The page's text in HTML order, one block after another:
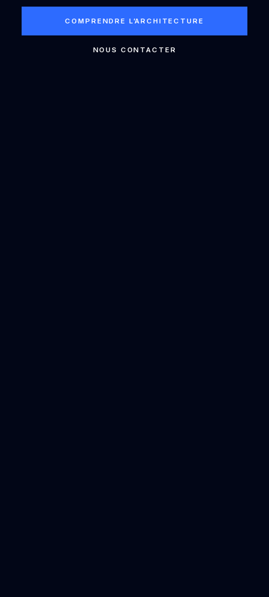
COMPRENDRE L’ARCHITECTURE
NOUS CONTACTER